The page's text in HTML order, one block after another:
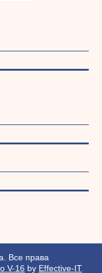
Все права
V-16 by Effective-IT